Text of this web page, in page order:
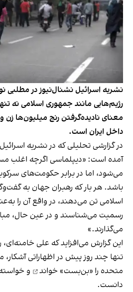
نشریه اسرائیل نشنال‌نیوز در مطلبی
رژیم‌هایی مانند جمهوری اسلامی نه
معنای نادیده‌گرفتن رنج میلیون‌ها زن
داخل ایران است.
در گزارشی تحلیلی که در نشریه
آمده است: «دیپلماسی اگرچه اغلب
می‌شود، اما در برابر حکومت‌های
باشد. هر بار که رهبران جهان به
اسلامی تن می‌دهند، در واقع آن را
رسمیت می‌شناسند و در عین حال،
می‌گذارند.»
این گزارش می‌افزاید که علی
تنها چند روز پیش در اظهاراتی آشکار،
متحده را «بن‌بست» خواند
و
دانست.